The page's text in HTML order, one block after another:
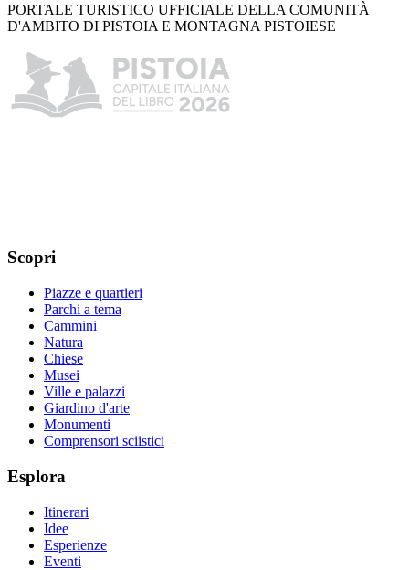
PORTALE TURISTICO UFFICIALE DELLA COMUNITÀ
D'AMBITO DI PISTOIA E MONTAGNA PISTOIESE
Scopri
Piazze e quartieri
Parchi a tema
Cammini
Natura
Chiese
Musei
Ville e palazzi
Giardino d'arte
Monumenti
Comprensori sciistici
Esplora
Itinerari
Idee
Esperienze
Eventi